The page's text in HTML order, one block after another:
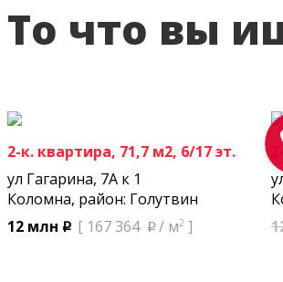
То что вы
2-к. квартира, 71,7 м2, 6/17 эт.
ул Гагарина, 7А к 1
Коломна, район: Голутвин
12 млн p [ 167 364p / м2 ]